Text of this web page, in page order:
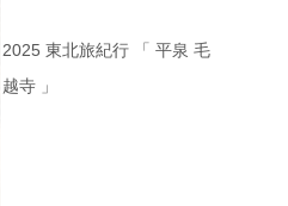
2025 東北旅紀行 「 平泉 毛
越寺 」